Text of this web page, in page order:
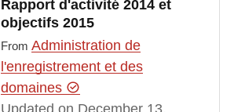
Rapport d'activité 2014 et
objectifs 2015
From Administration de
l'enregistrement et des
domaines
Updated on December 13,